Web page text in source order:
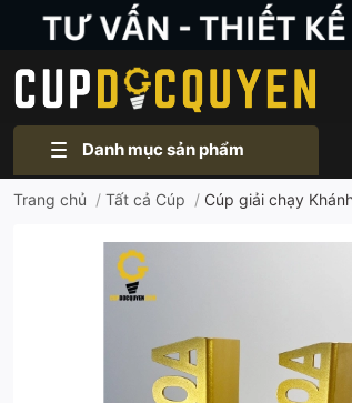
Danh mục sản phẩm
Trang chủ / Tất cả Cúp / Cúp giải chạy